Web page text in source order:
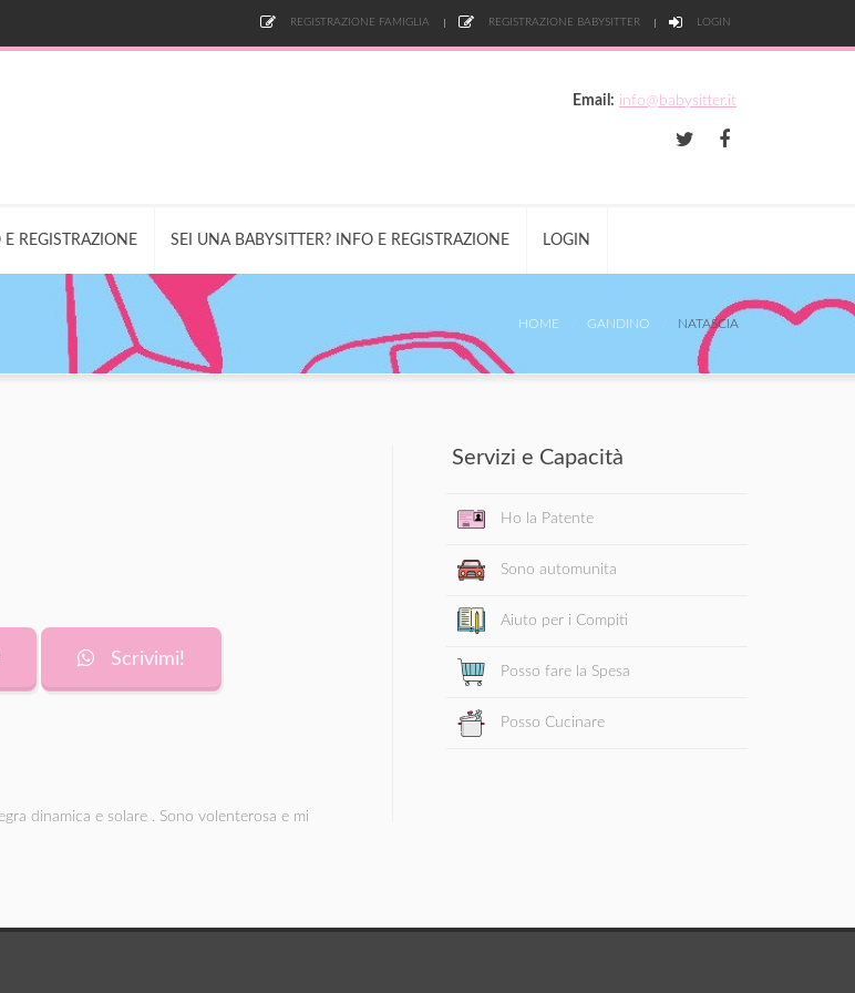
REGISTRAZIONE FAMIGLIA REGISTRAZIONE BABYSITTER LOGIN
Email: info@babysitter.it
REGISTRAZIONE SEI UNA BABYSITTER? INFO E REGISTRAZIONE LOGIN
HOME GANDINO NATASCIA
Scrivimi!
dinamica e solare . Sono volenterosa e mi
Servizi e Capacità
Ho la Patente
Sono automunita
Aiuto per i Compiti
Posso fare la Spesa
Posso Cucinare